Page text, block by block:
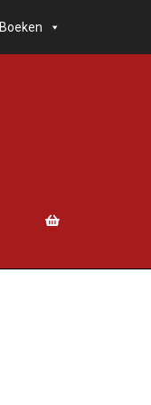
Boeken